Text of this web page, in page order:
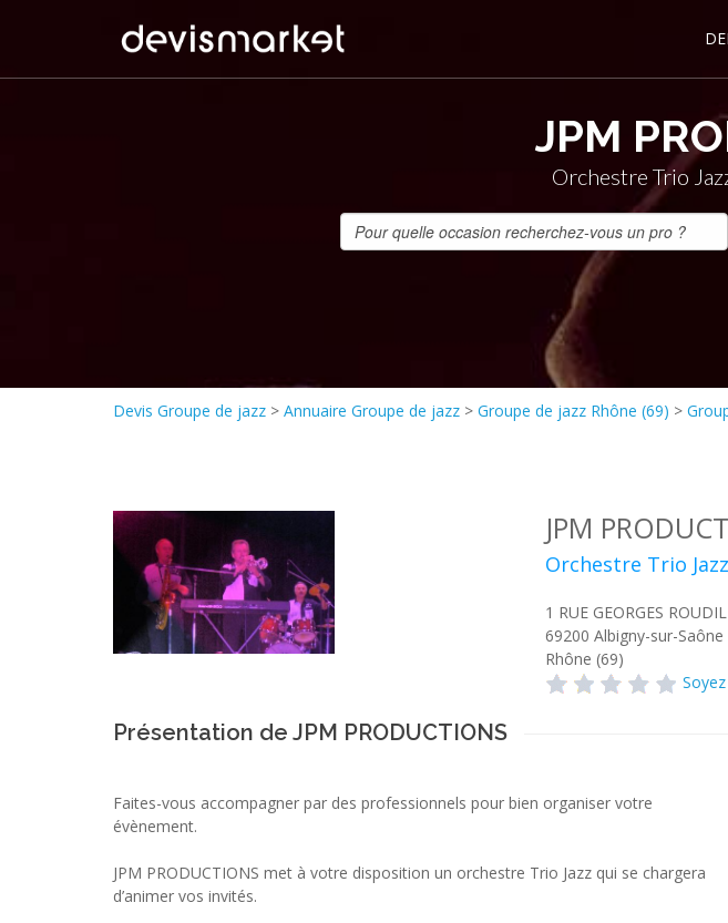
JPM
Orchestre Trio
Devis Groupe de jazz > Annuaire Groupe de jazz > Groupe de jazz Rhône (69) >
JPM
Orchestre Trio
1 RUE GEORGES ROUDIL
69200 Albigny-sur-Saône
Rhône (69)
Présentation de JPM PRODUCTIONS
Faites-vous accompagner par des professionnels pour bien organiser votre
évènement.
JPM PRODUCTIONS met à votre disposition un orchestre Trio Jazz qui se chargera
d’animer vos invités.